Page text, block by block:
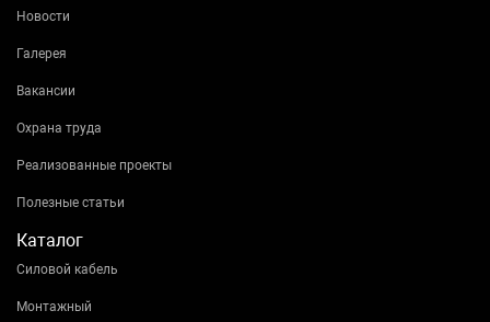
Новости
Галерея
Вакансии
Охрана труда
Реализованные проекты
Полезные статьи
Каталог
Силовой кабель
Монтажный